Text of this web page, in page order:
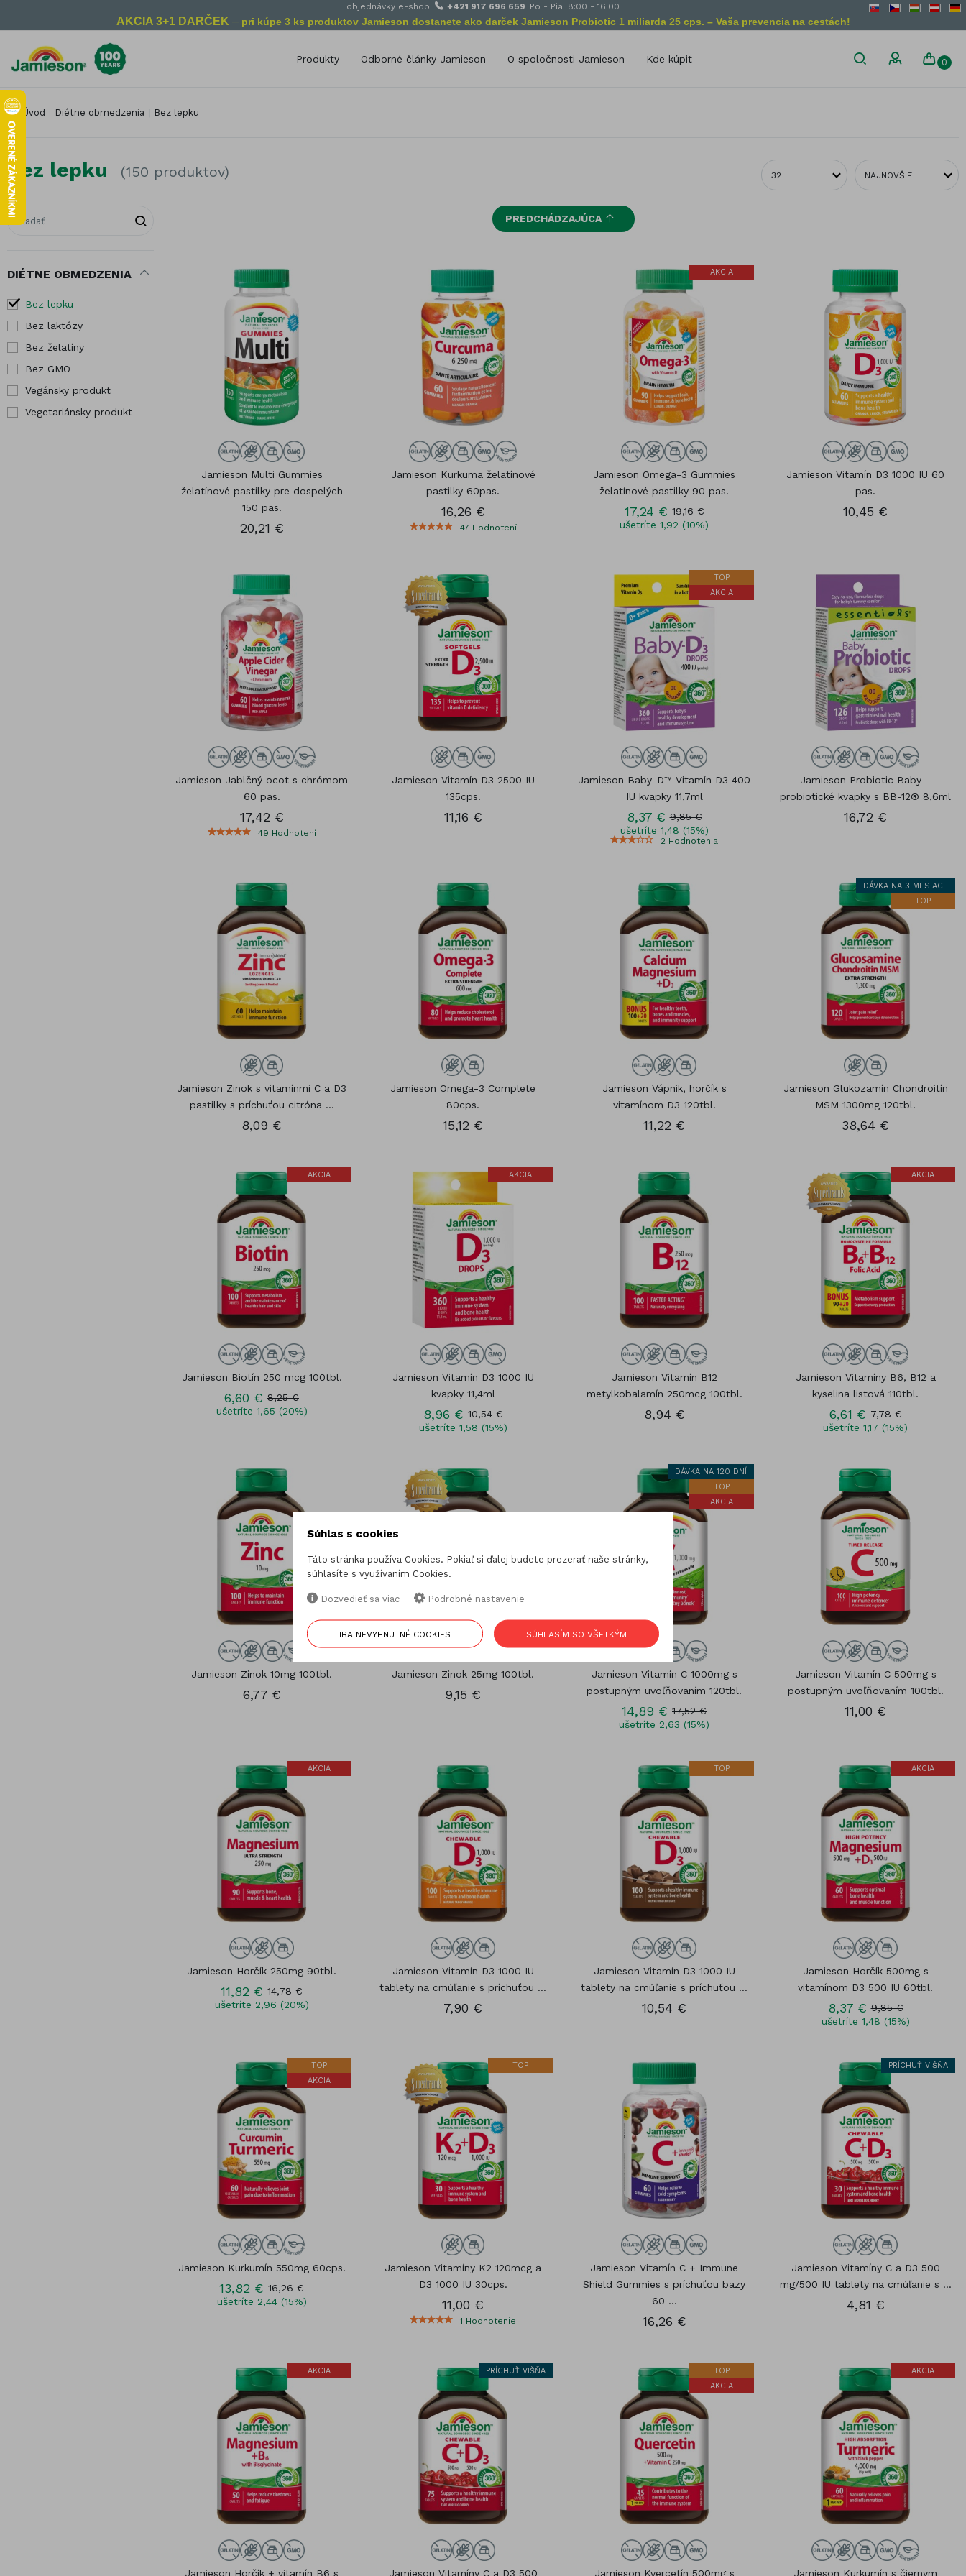
objednávky e-shop: +421 917 696 659 Po - Pia: 8:00 - 16:00
AKCIA 3+1 DARČEK – pri kúpe 3 ks produktov Jamieson dostanete ako darček Jamieson Probiotic 1 miliarda 25 cps. – Vaša prevencia na cestách!
Produkty
Zdravie detí
Zdravý mozog
Pokožka, vlasy a
Nálada a
spánok
Zdravé starnutie
Pre vegetariánov
Pre tehotné
Vybrané
produkty
Multivitamíny pre dospelých
Bylinné výťažky
Omega Esenciálne mastné kyseliny
Probiotiká
Podpora výživy
Antioxidanty
Kozmetika
Vitamínové sady
Gummies
Vegetariánsky
produkt
Odborné články Jamieson O spoločnosti Jamieson Kde kúpiť 0
Úvod Diétne obmedzenia Bez lepku
Bez lepku (150 produktov)
DIÉTNE OBMEDZENIA
Bez lepku
Bez laktózy
Bez želatíny
Bez GMO
Vegánsky produkt
Vegetariánsky produkt
PREDCHÁDZAJÚCA
Jamieson Multi Gummies
želatínové pastilky pre dospelých
150 pas.
20,21 €
Jamieson Kurkuma želatínové
pastilky 60pas.
16,26 €
47 Hodnotení
AKCIA
Jamieson Omega-3 Gummies
želatínové pastilky 90 pas.
17,24 € 19,16 €
ušetríte 1,92 (10%)
Jamieson Vitamín D3 1000 IU 60
pas.
10,45 €
Jamieson Jablčný ocot s chrómom
60 pas.
17,42 €
49 Hodnotení
Jamieson Vitamín D3 2500 IU
135cps.
11,16 €
TOP
AKCIA
Jamieson Baby-D™ Vitamín D3 400
IU kvapky 11,7ml
8,37 € 9,85 €
ušetríte 1,48 (15%)
2 Hodnotenia
Jamieson Probiotic Baby –
probiotické kvapky s BB-12® 8,6ml
16,72 €
Jamieson Zinok s vitamínmi C a D3
pastilky s príchuťou citróna ...
8,09 €
Jamieson Omega-3 Complete
80cps.
15,12 €
Jamieson Vápnik, horčík s
vitamínom D3 120tbl.
11,22 €
DÁVKA NA 3 MESIACE
TOP
Jamieson Glukozamín Chondroitín
MSM 1300mg 120tbl.
38,64 €
AKCIA
Jamieson Biotín 250 mcg 100tbl.
6,60 € 8,25 €
ušetríte 1,65 (20%)
AKCIA
Jamieson Vitamín D3 1000 IU
kvapky 11,4ml
8,96 € 10,54 €
ušetríte 1,58 (15%)
Jamieson Vitamín B12
metylkobalamín 250mcg 100tbl.
8,94 €
AKCIA
Jamieson Vitamíny B6, B12 a
kyselina listová 110tbl.
6,61 € 7,78 €
ušetríte 1,17 (15%)
Jamieson Zinok 10mg 100tbl.
6,77 €
Jamieson Zinok 25mg 100tbl.
9,15 €
DÁVKA NA 120 DNÍ
TOP
AKCIA
Jamieson Vitamín C 1000mg s
postupným uvoľňovaním 120tbl.
14,89 € 17,52 €
ušetríte 2,63 (15%)
Jamieson Vitamín C 500mg s
postupným uvoľňovaním 100tbl.
11,00 €
AKCIA
Jamieson Horčík 250mg 90tbl.
11,82 € 14,78 €
ušetríte 2,96 (20%)
Jamieson Vitamín D3 1000 IU
tablety na cmúľanie s príchuťou ...
7,90 €
TOP
Jamieson Vitamín D3 1000 IU
tablety na cmúľanie s príchuťou ...
10,54 €
AKCIA
Jamieson Horčík 500mg s
vitamínom D3 500 IU 60tbl.
8,37 € 9,85 €
ušetríte 1,48 (15%)
TOP
AKCIA
Jamieson Kurkumín 550mg 60cps.
13,82 € 16,26 €
ušetríte 2,44 (15%)
TOP
Jamieson Vitamíny K2 120mcg a
D3 1000 IU 30cps.
11,00 €
1 Hodnotenie
Jamieson Vitamín C + Immune
Shield Gummies s príchuťou bazy
60 ...
16,26 €
PRÍCHUŤ VIŠŇA
Jamieson Vitamíny C a D3 500
mg/500 IU tablety na cmúľanie s ...
4,81 €
AKCIA
Jamieson Horčík + vitamín B6 s
PRÍCHUŤ VIŠŇA
Jamieson Vitamíny C a D3 500
TOP
AKCIA
Jamieson Kvercetín 500mg s
AKCIA
Jamieson Kurkumín s čiernym
Súhlas s cookies
Táto stránka používa Cookies. Pokiaľ si ďalej budete prezerať naše stránky,
súhlasíte s využívaním Cookies.
Dozvedieť sa viac Podrobné nastavenie
IBA NEVYHNUTNÉ COOKIES SÚHLASÍM SO VŠETKÝM